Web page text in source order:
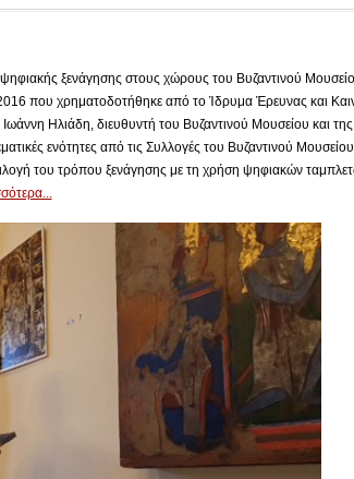
ξενάγησης στους χώρους του Βυζαντινού
που χρηματοδοτήθηκε από το Ίδρυμα Έρευνας και
Ηλιάδη, διευθυντή του Βυζαντινού Μουσείου και της
ενότητες από τις Συλλογές του Βυζαντινού
του τρόπου ξενάγησης με τη χρήση ψηφιακών